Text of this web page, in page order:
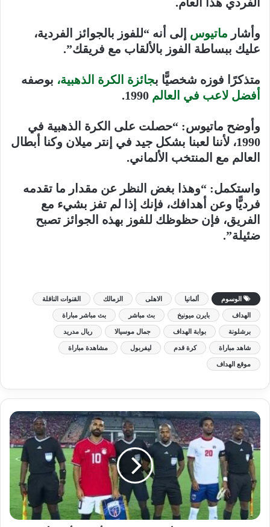
وأشار ماتيوس إلى أنه “للفوز بالجوائز الفردية،
عليك ببساطة الفوز بالألقاب مع فريقك”.
متذكرًا فوزه شخصيًّا بجائزة الكرة الذهبية، بوصفه
أفضل لاعب في العالم
وأوضح ماتيوس: “حصلت على الكرة الذهبية في
1990، لأننا لعبنا بشكل جيد في إنتر ميلان وكنا أبطال
العالم مع المنتخب الألماني.
واستكمل: “وهذا بغض النظر عن مقدار ما تقدمه
فرديًّا وعن أهدافك، فإنك إذا لم تفز بشيء مع
الفريق، فإن حظوظك للفوز بهذه الجوائز تصبح
ضئيلة”.
الوسوم ألمانيا الاهلى الزمالك القنوات الناقلة
الهداف بايرن ميونيخ بث مباشر بث مباشر مباراة
برشلونة بوابة الهداف جمال موسيالا ريال مدريد
شاهد مباراة كرة قدم ليفربول مشاهدة مباراة
موقع الهداف